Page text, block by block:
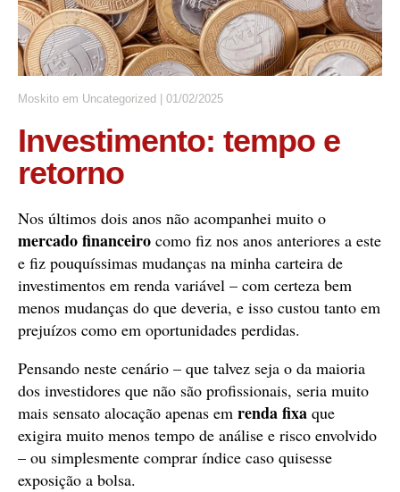
Moskito em Uncategorized 01/02/2025
Investimento: tempo e
retorno
Nos últimos dois anos não acompanhei muito o
mercado financeiro como fiz nos anos anteriores a este
e fiz pouquíssimas mudanças na minha carteira de
investimentos em renda variável – com certeza bem
menos mudanças do que deveria, e isso custou tanto em
prejuízos como em oportunidades perdidas.
Pensando neste cenário – que talvez seja o da maioria
dos investidores que não são profissionais, seria muito
mais sensato alocação apenas em renda fixa que
exigira muito menos tempo de análise e risco envolvido
– ou simplesmente comprar índice caso quisesse
exposição a bolsa.